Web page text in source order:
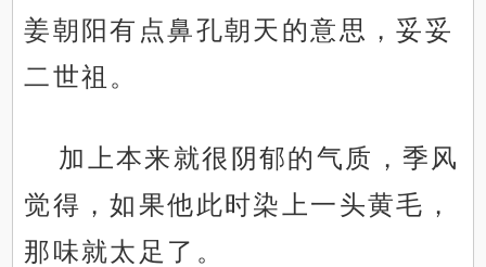
姜朝阳有点鼻孔朝天的意思，妥妥
二世祖。
加上本来就很阴郁的气质，季风
觉得，如果他此时染上一头黄毛，
那味就太足了。